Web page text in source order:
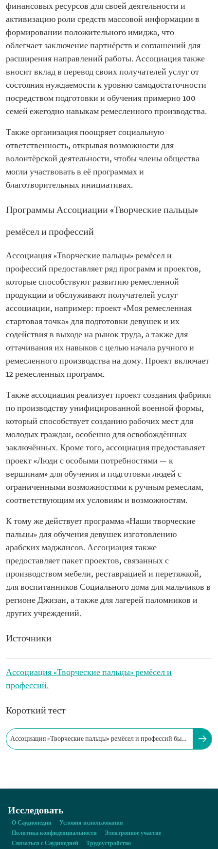
финансовых ресурсов для своей деятельности и
активизацию роли средств массовой информации в
формировании положительного имиджа, что
облегчает заключение партнёрств и соглашений для
расширения направлений работы. Ассоциация также
вносит вклад в перевод своих получателей услуг от
состояния нуждаемости к уровню самодостаточности
посредством подготовки и обучения примерно 100
семей ежегодно навыкам ремесленного производства.
Также организация поощряет социальную
ответственность, открывая возможности для
волонтёрской деятельности, чтобы члены общества
могли участвовать в её программах и
благотворительных инициативах.
Программы Ассоциации «Творческие пальцы»
ремёсел и профессий
Ассоциация «Творческие пальцы» ремёсел и
профессий предоставляет ряд программ и проектов,
которые способствуют развитию ремесленной
продукции и обслуживают получателей услуг
ассоциации, например: проект «Моя ремесленная
стартовая точка» для подготовки девушек и их
содействия в выходе на рынок труда, а также для
оттачивания их навыков с целью начала ручного и
ремесленного производства на дому. Проект включает
12 ремесленных программ.
Также ассоциация реализует проект создания фабрики
по производству унифицированной военной формы,
который способствует созданию рабочих мест для
молодых граждан, особенно для освобождённых
заключённых. Кроме того, ассоциация предоставляет
проект «Люди с особыми потребностями — к
вершинам» для обучения и подготовки людей с
ограниченными возможностями к ручным ремеслам,
соответствующим их условиям и возможностям.
К тому же действует программа «Наши творческие
пальцы» для обучения девушек изготовлению
арабских маджлисов. Ассоциация также
предоставляет пакет проектов, связанных с
производством мебели, реставрацией и перетяжкой,
для воспитанников Социального дома для мальчиков в
регионе Джизан, а также для лагерей паломников и
других учреждений.
Источники
Ассоциация «Творческие пальцы» ремёсел и
профессий.
Короткий тест
Ассоциация «Творческие пальцы» ремёсел и профессий была
Исследовать
О Саудиопедии
Условия использования
Политика конфиденциальности
Электронное участие
Связаться с Саудипедией
Трудоустройство